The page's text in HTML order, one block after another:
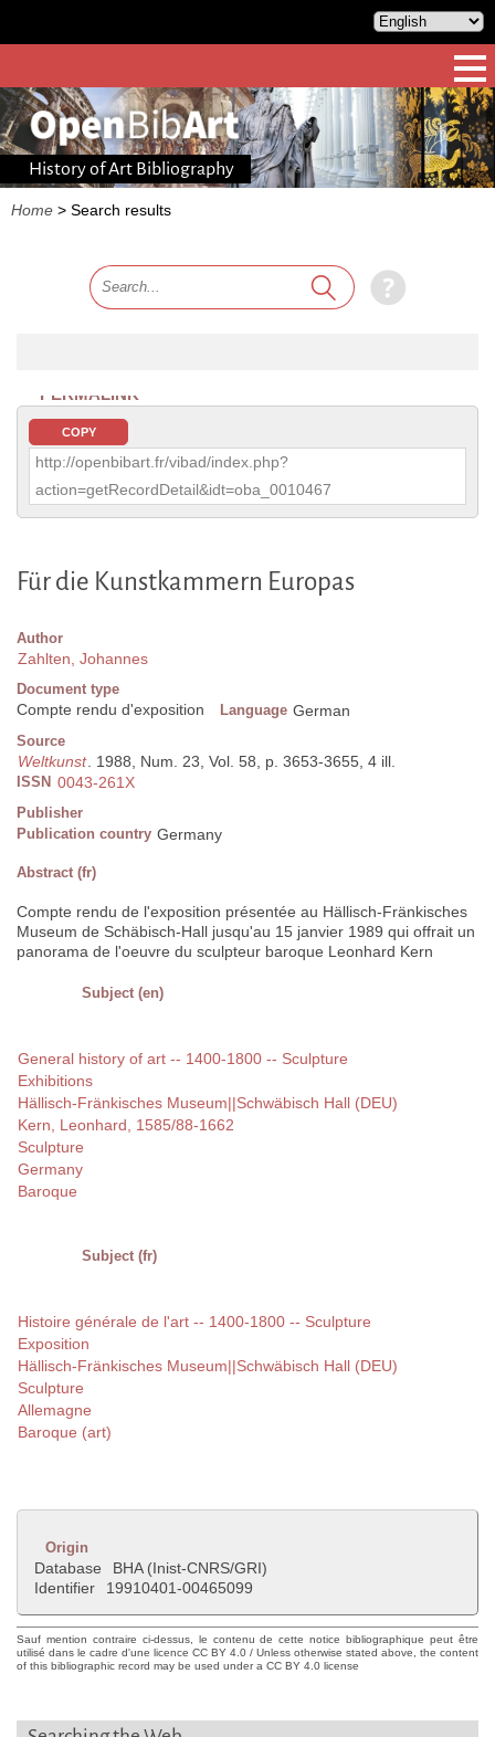
History of Art Bibliography
Home > Search results
PERMALINK
COPY
http://openbibart.fr/vibad/index.php?
action=getRecordDetail&idt=oba_0010467
Für die Kunstkammern Europas
Author
Zahlten, Johannes
Document type
Compte rendu d'exposition Language German
Source
Weltkunst. 1988, Num. 23, Vol. 58, p. 3653-3655, 4 ill.
ISSN 0043-261X
Publisher
Publication country Germany
Abstract (fr)
Compte rendu de l'exposition présentée au Hällisch-Fränkisches
Museum de Schäbisch-Hall jusqu'au 15 janvier 1989 qui offrait un
panorama de l'oeuvre du sculpteur baroque Leonhard Kern
Subject (en)
General history of art -- 1400-1800 -- Sculpture
Exhibitions
Hällisch-Fränkisches Museum||Schwäbisch Hall (DEU)
Kern, Leonhard, 1585/88-1662
Sculpture
Germany
Baroque
Subject (fr)
Histoire générale de l'art -- 1400-1800 -- Sculpture
Exposition
Hällisch-Fränkisches Museum||Schwäbisch Hall (DEU)
Sculpture
Allemagne
Baroque (art)
Origin
Database
BHA (Inist-CNRS/GRI)
Identifier
19910401-00465099
Sauf mention contraire ci-dessus, le contenu de cette notice bibliographique peut être
utilisé dans le cadre d'une licence CC BY 4.0 / Unless otherwise stated above, the content
of this bibliographic record may be used under a CC BY 4.0 license